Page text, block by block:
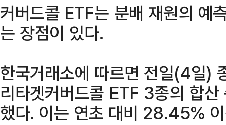
커버드콜 ETF는 분배 재원의 예
는 장점이 있다.
한국거래소에 따르면 전일(4일)
리타겟커버드콜 ETF 3종의 합
했다. 이는 연초 대비 28.45%